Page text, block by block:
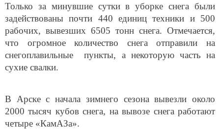
Только за минувшие сутки в уборке снега были
задействованы почти 440 единиц техники и 500
рабочих, вывезших 6505 тонн снега. Отмечается,
что огромное количество снега отправили на
снегоплавильные пункты, а некоторую часть на
сухие свалки.
В Арске с начала зимнего сезона вывезли около
2000 тысяч кубов снега, на вывозе снега работают
четыре «КамАЗа».